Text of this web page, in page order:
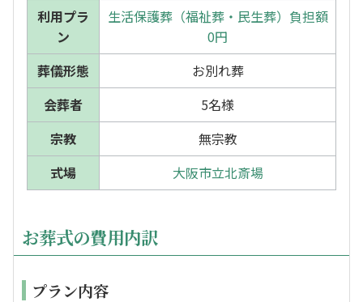
利用プラ
ン
生活保護葬（福祉葬・民生葬）負担額
0円
葬儀形態
お別れ葬
会葬者
5名様
宗教
無宗教
式場
大阪市立北斎場
お葬式の費用内訳
プラン内容